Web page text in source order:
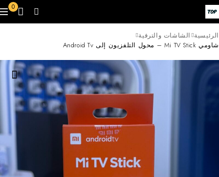
0
الرئيسية الشاشات والترفية
شاومي Mi TV Stick – محول التلفزيون إلى Android Tv